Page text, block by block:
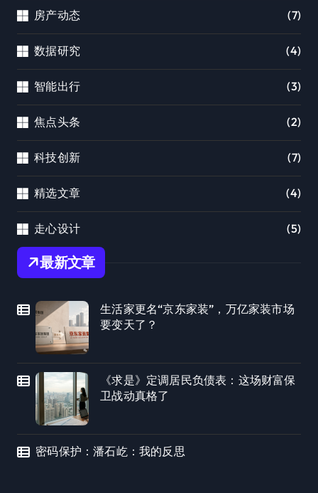
房产动态 (7)
数据研究 (4)
智能出行 (3)
焦点头条 (2)
科技创新 (7)
精选文章 (4)
走心设计 (5)
最新文章
生活家更名“京东家装”，万亿家装市场
要变天了？
《求是》定调居民负债表：这场财富保
卫战动真格了
密码保护：潘石屹：我的反思